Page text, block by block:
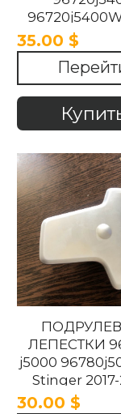
Stinger 2017-
35.00 $
ЛЕПЕСТКИ
j5000
Stinger
30.00 $